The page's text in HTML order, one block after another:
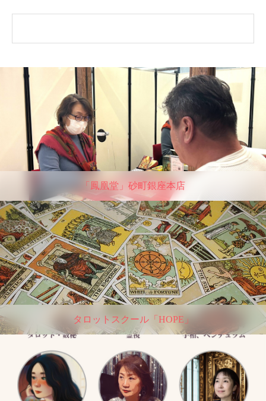
「鳳凰堂」砂町銀座本店
タロットスクール「HOPE」